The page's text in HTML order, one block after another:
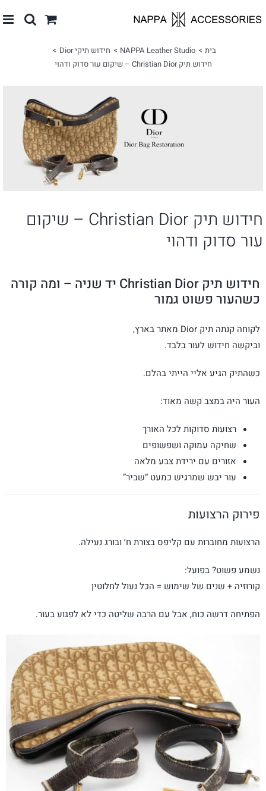
לתוכן
בית NAPPA Leather Studio
חידוש תיקי Dior
חידוש תיק Christian Dior – שיקום עור סדוק ודהוי
חידוש תיק Christian Dior – שיקום
עור סדוק ודהוי
חידוש תיק Christian Dior יד שניה – ומה קורה
כשהעור פשוט גמור
לקוחה קנתה תיק Dior מאתר בארץ,
וביקשה חידוש לעור בלבד.
כשהתיק הגיע אליי הייתי בהלם.
העור היה במצב קשה מאוד:
רצועות סדוקות לכל האורך
שחיקה עמוקה ושפשופים
אזורים עם ירידת צבע מלאה
עור יבש שמרגיש כמעט “שביר”
פירוק הרצועות
הרצועות מחוברות עם קליפס בצורת ח׳ ובורג נעילה.
נשמע פשוט? בפועל:
קורוזיה + שנים של שימוש = הכל נעול לחלוטין
הפתיחה דרשה כוח, אבל עם הרבה שליטה כדי לא לפגוע בעור.